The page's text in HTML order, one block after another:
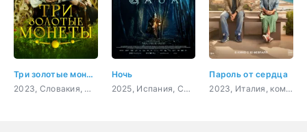
Три золотые монеты
2023, Словакия, Чехия, фэнтези, семейный
Ночь
2025, Испания, США, ужасы, фэнтези
Пароль от сердца
2023, Италия, комедия, семейный